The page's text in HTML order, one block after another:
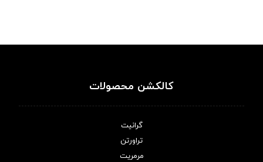
کالکشن محصولات
گرانیت
تراورتن
مرمریت